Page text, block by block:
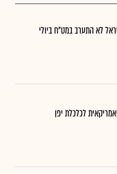
לא התערב במט"ח ביולי